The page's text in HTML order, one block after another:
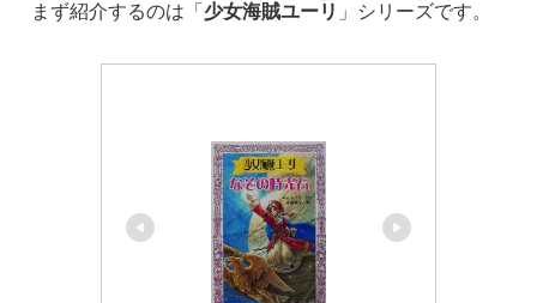
まず紹介するのは「 少女海賊ユーリ 」シリーズです。